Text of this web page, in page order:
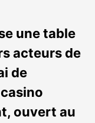
une table
acteurs de
de
ouvert au